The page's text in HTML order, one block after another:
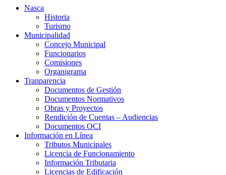
Nasca
Historia
Turismo
Municipalidad
Concejo Municipal
Funcionarios
Comisiones
Organigrama
Tranparencia
Documentos de Gestión
Documentos Normativos
Obras y Proyectos
Rendición de Cuentas – Audiencias
Documentos OCI
Información en Línea
Tributos Municipales
Licencia de Funcionamiento
Información Tributaria
Licencias de Edificación